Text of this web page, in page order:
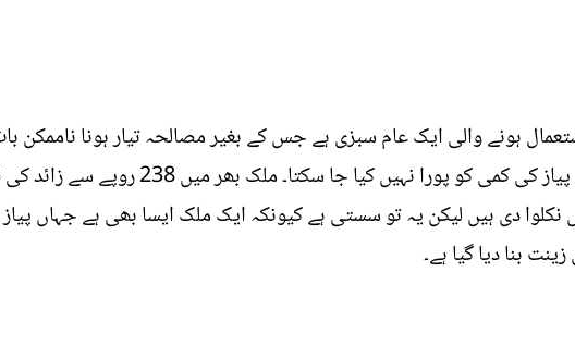
ہونے والی ایک عام سبزی ہے جس کے بغیر مصالحہ تیار ہونا ناممکن
جائیں لیکن کبھی بھی پیاز کی کمی کو
دی ہیں لیکن یہ تو سستی ہے کیونکہ ایک ملک ایسا بھی ہے جہاں
بنا دیا گیا ہے۔